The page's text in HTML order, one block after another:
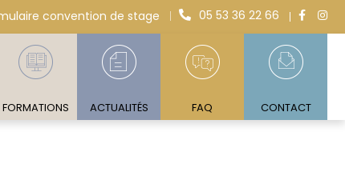
convention de stage 05 53 36 22 66
FORMATIONS ACTUALITÉS FAQ CONTACT